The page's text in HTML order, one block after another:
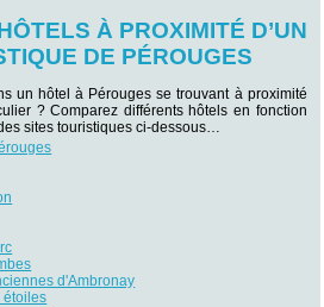
À PROXIMITÉ D’UN
DE PÉROUGES
un hôtel à Pérouges se trouvant à proximité
? Comparez différents hôtels en fonction
sites touristiques ci-dessous…
d'Ambronay
étoiles